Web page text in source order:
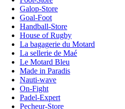
Galop-Store
Goal-Foot
Handball-Store
House of Rugby
La bagagerie du Motard
La sellerie de Maé
Le Motard Bleu
Made in Paradis
Nauti-wave
On-Fight
Padel-Expert
Pecheur-Store